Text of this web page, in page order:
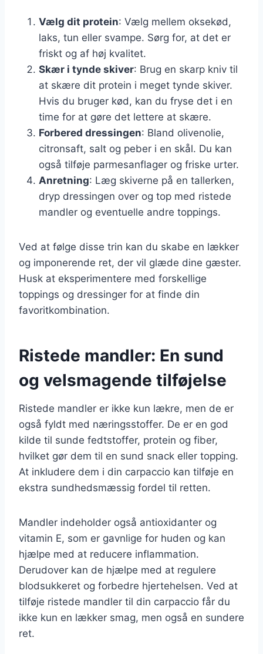
Vælg dit protein: Vælg mellem oksekød,
laks, tun eller svampe. Sørg for, at det er
friskt og af høj kvalitet.
Skær i tynde skiver: Brug en skarp kniv til
at skære dit protein i meget tynde skiver.
Hvis du bruger kød, kan du fryse det i en
time for at gøre det lettere at skære.
Forbered dressingen: Bland olivenolie,
citronsaft, salt og peber i en skål. Du kan
også tilføje parmesanflager og friske urter.
Anretning: Læg skiverne på en tallerken,
dryp dressingen over og top med ristede
mandler og eventuelle andre toppings.
Ved at følge disse trin kan du skabe en lækker
og imponerende ret, der vil glæde dine gæster.
Husk at eksperimentere med forskellige
toppings og dressinger for at finde din
favoritkombination.
Ristede mandler: En sund
og velsmagende tilføjelse
Ristede mandler er ikke kun lækre, men de er
også fyldt med næringsstoffer. De er en god
kilde til sunde fedtstoffer, protein og fiber,
hvilket gør dem til en sund snack eller topping.
At inkludere dem i din carpaccio kan tilføje en
ekstra sundhedsmæssig fordel til retten.
Mandler indeholder også antioxidanter og
vitamin E, som er gavnlige for huden og kan
hjælpe med at reducere inflammation.
Derudover kan de hjælpe med at regulere
blodsukkeret og forbedre hjertehelsen. Ved at
tilføje ristede mandler til din carpaccio får du
ikke kun en lækker smag, men også en sundere
ret.